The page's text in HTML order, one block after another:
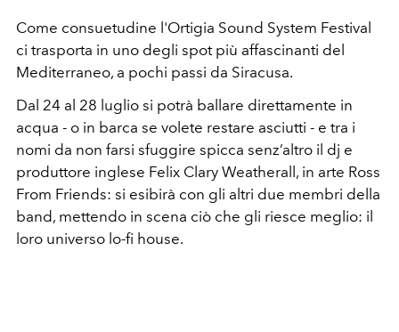
Come consuetudine l'Ortigia Sound System Festival
ci trasporta in uno degli spot più affascinanti del
Mediterraneo, a pochi passi da Siracusa.
Dal 24 al 28 luglio si potrà ballare direttamente in
acqua - o in barca se volete restare asciutti - e tra i
nomi da non farsi sfuggire spicca senz’altro il dj e
produttore inglese Felix Clary Weatherall, in arte Ross
From Friends: si esibirà con gli altri due membri della
band, mettendo in scena ciò che gli riesce meglio: il
loro universo lo-fi house.